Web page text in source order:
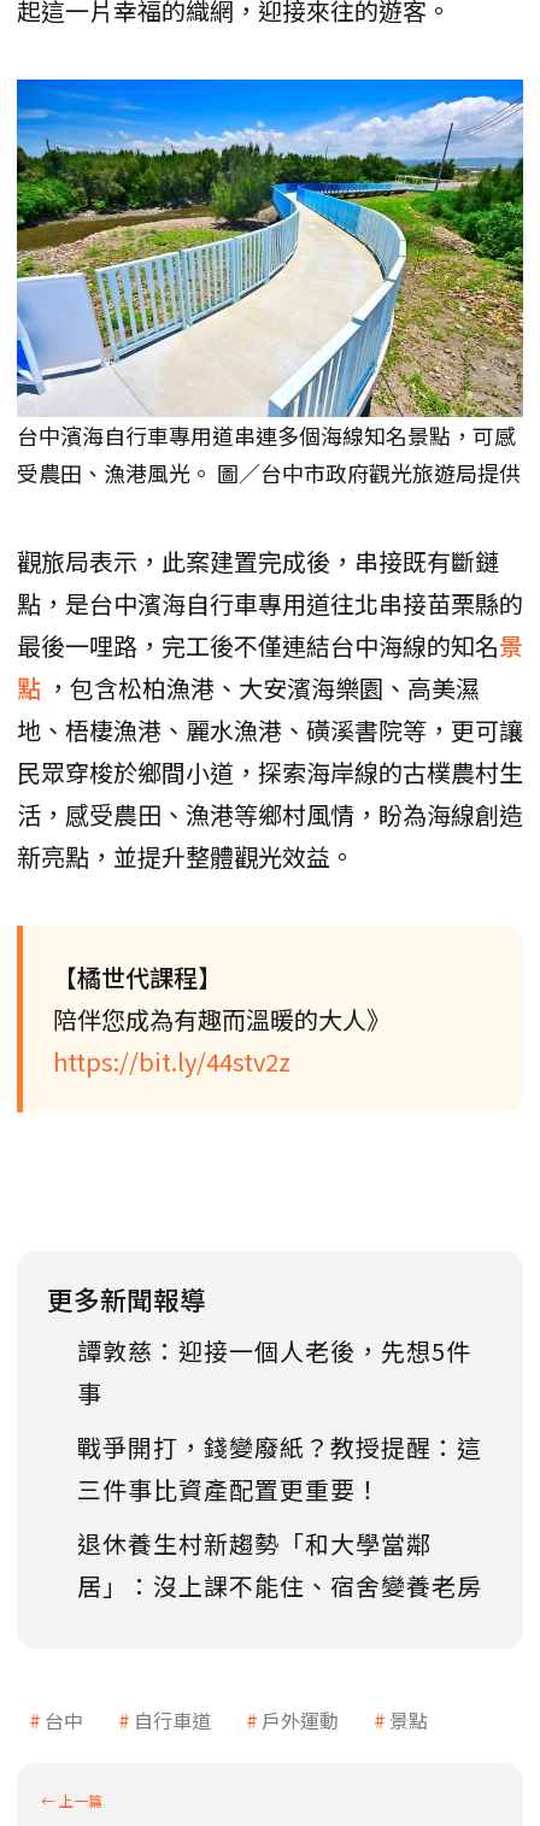
起這一片幸福的織網，迎接來往的遊客。
台中濱海自行車專用道串連多個海線知名景點，可感
受農田、漁港風光。 圖／台中市政府觀光旅遊局提供
觀旅局表示，此案建置完成後，串接既有斷鏈
點，是台中濱海自行車專用道往北串接苗栗縣的
最後一哩路，完工後不僅連結台中海線的知名景
點 ，包含松柏漁港、大安濱海樂園、高美濕
地、梧棲漁港、麗水漁港、磺溪書院等，更可讓
民眾穿梭於鄉間小道，探索海岸線的古樸農村生
活，感受農田、漁港等鄉村風情，盼為海線創造
新亮點，並提升整體觀光效益。
【橘世代課程】
陪伴您成為有趣而溫暖的大人》
https://bit.ly/44stv2z
更多新聞報導
譚敦慈：迎接一個人老後，先想5件
事
戰爭開打，錢變廢紙？教授提醒：這
三件事比資產配置更重要！
退休養生村新趨勢「和大學當鄰
居」：沒上課不能住、宿舍變養老房
台中 自行車道 戶外運動 景點